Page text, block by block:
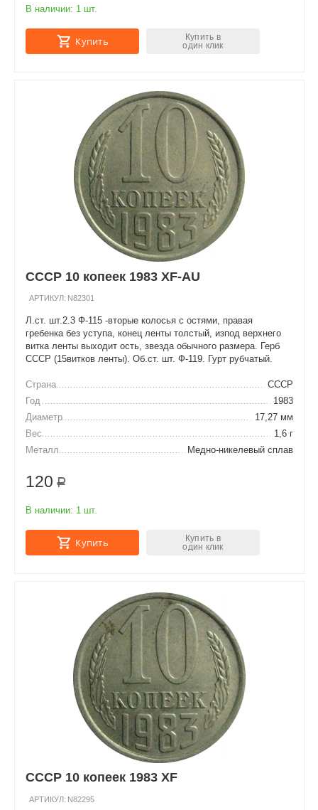
В наличии: 1 шт.
Купить
Купить в
один клик
СССР 10 копеек 1983 XF-AU
АРТИКУЛ: N82301
Л.ст. шт.2.3 Ф-115 -вторые колосья с остями, правая
гребенка без уступа, конец ленты толстый, изпод верхнего
витка ленты выходит ость, звезда обычного размера. Герб
СССР (15витков ленты). Об.ст. шт. Ф-119. Гурт рубчатый.
Страна
СССР
Год
1983
Диаметр
17,27 мм
Вес
1,6 г
Металл
Медно-никелевый сплав
120 Р
В наличии: 1 шт.
Купить
Купить в
один клик
СССР 10 копеек 1983 XF
АРТИКУЛ: N82295